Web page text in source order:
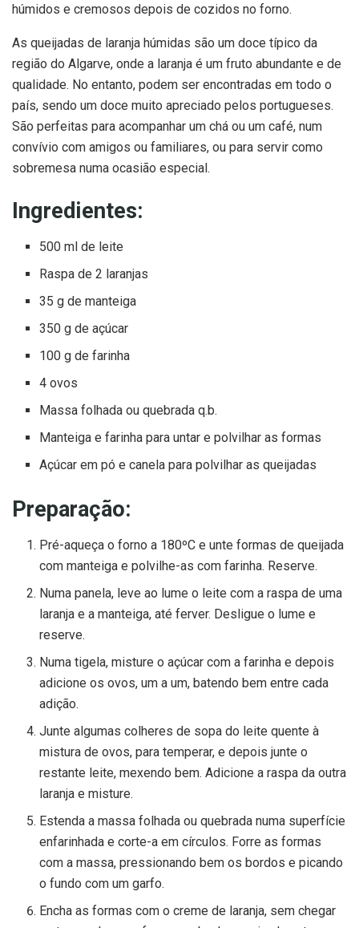
húmidos e cremosos depois de cozidos no forno.
As queijadas de laranja húmidas são um doce típico da
região do Algarve, onde a laranja é um fruto abundante e de
qualidade. No entanto, podem ser encontradas em todo o
país, sendo um doce muito apreciado pelos portugueses.
São perfeitas para acompanhar um chá ou um café, num
convívio com amigos ou familiares, ou para servir como
sobremesa numa ocasião especial.
Ingredientes:
500 ml de leite
Raspa de 2 laranjas
35 g de manteiga
350 g de açúcar
100 g de farinha
4 ovos
Massa folhada ou quebrada q.b.
Manteiga e farinha para untar e polvilhar as formas
Açúcar em pó e canela para polvilhar as queijadas
Preparação:
Pré-aqueça o forno a 180ºC e unte formas de queijada
com manteiga e polvilhe-as com farinha. Reserve.
Numa panela, leve ao lume o leite com a raspa de uma
laranja e a manteiga, até ferver. Desligue o lume e
reserve.
Numa tigela, misture o açúcar com a farinha e depois
adicione os ovos, um a um, batendo bem entre cada
adição.
Junte algumas colheres de sopa do leite quente à
mistura de ovos, para temperar, e depois junte o
restante leite, mexendo bem. Adicione a raspa da outra
laranja e misture.
Estenda a massa folhada ou quebrada numa superfície
enfarinhada e corte-a em círculos. Forre as formas
com a massa, pressionando bem os bordos e picando
o fundo com um garfo.
Encha as formas com o creme de laranja, sem chegar